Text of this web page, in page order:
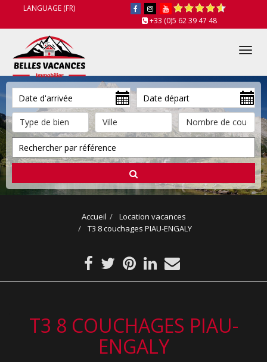
LANGUAGE (FR)
+33 (0)5 62 39 47 48
Accueil
Location vacances
T3 8 couchages PIAU-ENGALY
T3 8 COUCHAGES PIAU-
ENGALY